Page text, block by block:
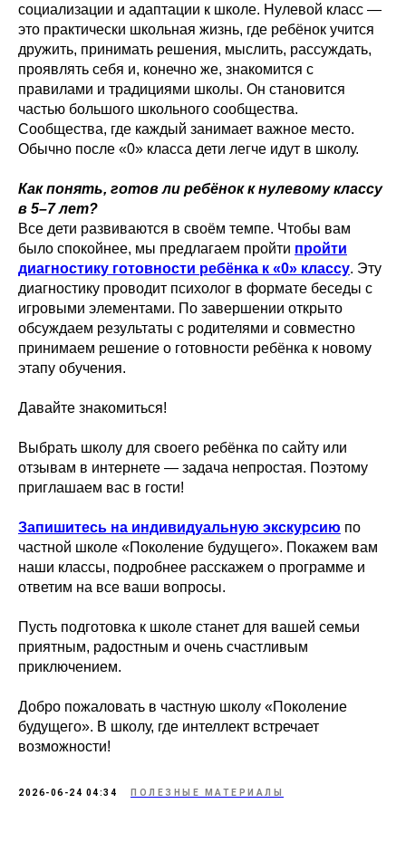
социализации и адаптации к школе. Нулевой класс —
это практически школьная жизнь, где ребёнок учится
дружить, принимать решения, мыслить, рассуждать,
проявлять себя и, конечно же, знакомится с
правилами и традициями школы. Он становится
частью большого школьного сообщества.
Сообщества, где каждый занимает важное место.
Обычно после «0» класса дети легче идут в школу.
Как понять, готов ли ребёнок к нулевому классу
в 5–7 лет?
Все дети развиваются в своём темпе. Чтобы вам
было спокойнее, мы предлагаем пройти пройти
диагностику готовности ребёнка к «0» классу. Эту
диагностику проводит психолог в формате беседы с
игровыми элементами. По завершении открыто
обсуждаем результаты с родителями и совместно
принимаем решение о готовности ребёнка к новому
этапу обучения.
Давайте знакомиться!
Выбрать школу для своего ребёнка по сайту или
отзывам в интернете — задача непростая. Поэтому
приглашаем вас в гости!
Запишитесь на индивидуальную экскурсию по
частной школе «Поколение будущего». Покажем вам
наши классы, подробнее расскажем о программе и
ответим на все ваши вопросы.
Пусть подготовка к школе станет для вашей семьи
приятным, радостным и очень счастливым
приключением.
Добро пожаловать в частную школу «Поколение
будущего». В школу, где интеллект встречает
возможности!
2026-06-24 04:34 ПОЛЕЗНЫЕ МАТЕРИАЛЫ